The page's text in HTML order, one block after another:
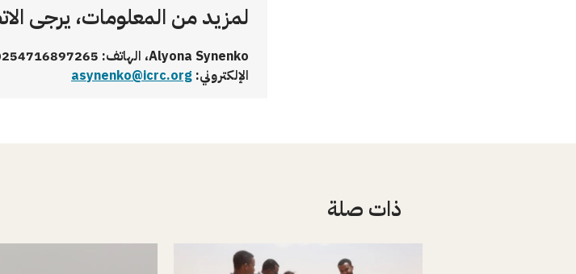
لمزيد من المعلومات، يرجى
الإلكتروني: asynenko@icrc.org
ذات صلة